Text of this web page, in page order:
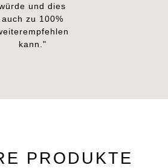
und dies
auch zu 100%
kann."
PRODUKTE